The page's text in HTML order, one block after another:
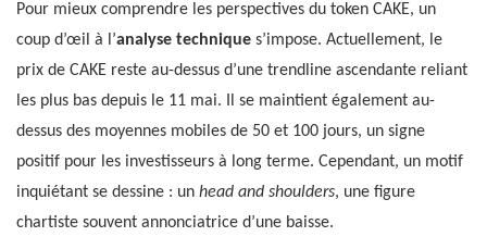
Pour mieux comprendre les perspectives du token CAKE, un
coup d’œil à l’analyse technique s’impose. Actuellement, le
prix de CAKE reste au-dessus d’une trendline ascendante reliant
les plus bas depuis le 11 mai. Il se maintient également au-
dessus des moyennes mobiles de 50 et 100 jours, un signe
positif pour les investisseurs à long terme. Cependant, un motif
inquiétant se dessine : un head and shoulders, une figure
chartiste souvent annonciatrice d’une baisse.